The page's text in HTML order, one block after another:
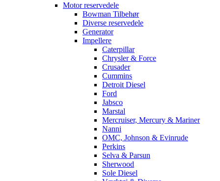
Motor reservedele
Bowman Tilbehør
Diverse reservedele
Generator
Impellere
Caterpillar
Chrysler & Force
Crusader
Cummins
Detroit Diesel
Ford
Jabsco
Marstal
Mercruiser, Mercury & Mariner
Nanni
OMC, Johnson & Evinrude
Perkins
Selva & Parsun
Sherwood
Sole Diesel